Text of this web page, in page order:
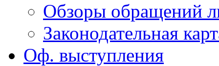
Обзоры обращений
Законодательная
Оф. выступления